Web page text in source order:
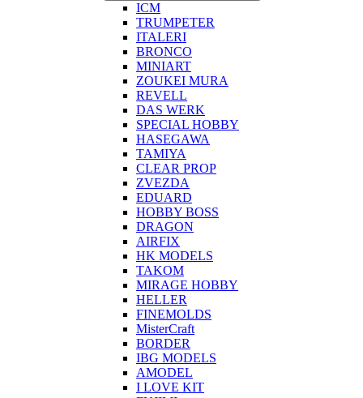
ICM
TRUMPETER
ITALERI
BRONCO
MINIART
ZOUKEI MURA
REVELL
DAS WERK
SPECIAL HOBBY
HASEGAWA
TAMIYA
CLEAR PROP
ZVEZDA
EDUARD
HOBBY BOSS
DRAGON
AIRFIX
HK MODELS
TAKOM
MIRAGE HOBBY
HELLER
FINEMOLDS
MisterCraft
BORDER
IBG MODELS
AMODEL
I LOVE KIT